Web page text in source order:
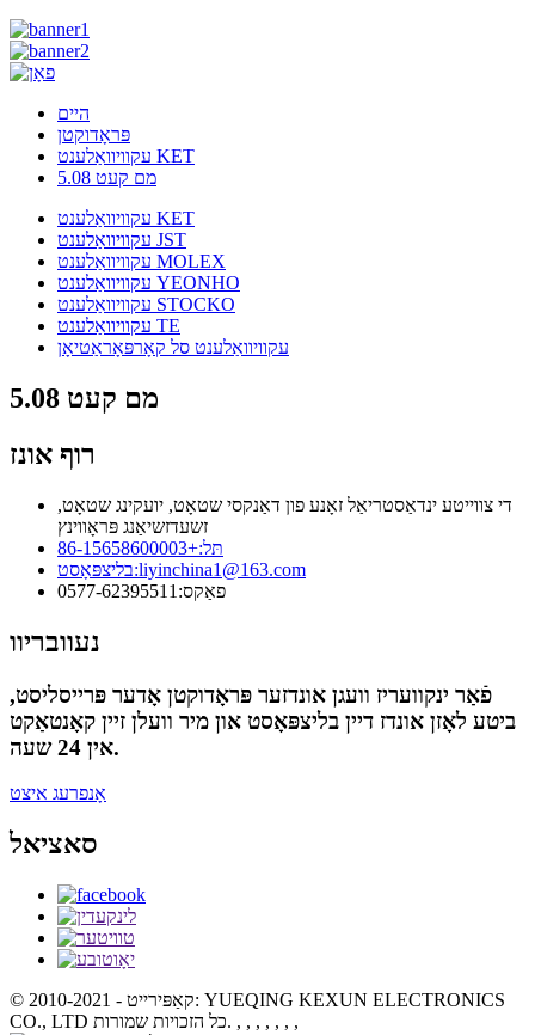
היים
פּראָדוקטן
עקוויוואַלענט KET
5.08 מם קעט
עקוויוואַלענט KET
עקוויוואַלענט JST
עקוויוואַלענט MOLEX
עקוויוואַלענט YEONHO
עקוויוואַלענט STOCKO
עקוויוואַלענט TE
עקוויוואַלענט סל קאָרפּאָראַטיאָן
5.08 מם קעט
רוף אונז
די צווייטע ינדאַסטריאַל זאָנע פון ​​דאַנקסי שטאָט, יועקינג שטאָט,
זשעדזשיאַנג פּראָווינץ
תּל:+86-15658600003
בליצפּאָסט:liyinchina1@163.com
פאַקס: 0577-62395511
נעוובריוו
פֿאַר ינקוועריז וועגן אונדזער פּראָדוקטן אָדער פּרייסליסט,
ביטע לאָזן אונדז דיין בליצפּאָסט און מיר וועלן זיין קאָנטאַקט
אין 24 שעה.
אָנפרעג איצט
סאציאל
© קאַפּירייט - 2010-2021: YUEQING KEXUN ELECTRONICS
CO., LTD כל הזכויות שמורות. , , , , , , ,